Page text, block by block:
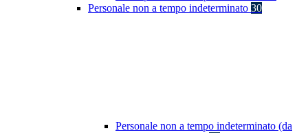
Personale non a tempo indeterminato 30
Personale non a tempo indeterminato (da